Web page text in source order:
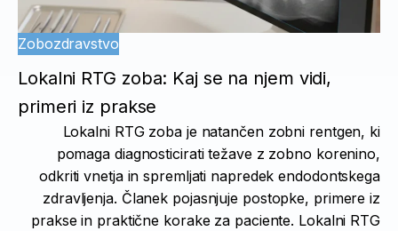
Zobozdravstvo
Lokalni RTG zoba: Kaj se na njem vidi,
primeri iz prakse
Lokalni RTG zoba je natančen zobni rentgen, ki
pomaga diagnosticirati težave z zobno korenino,
odkriti vnetja in spremljati napredek endodontskega
zdravljenja. Članek pojasnjuje postopke, primere iz
prakse in praktične korake za paciente. Lokalni RTG